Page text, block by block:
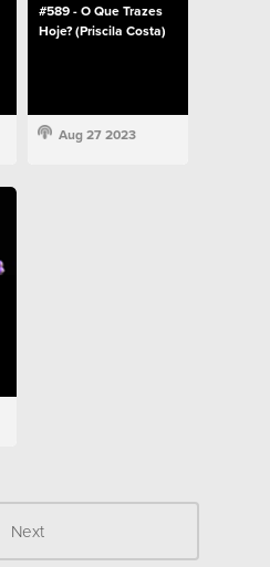
#589 - O Que Trazes
Hoje? (Priscila Costa)
Aug 27 2023
Next